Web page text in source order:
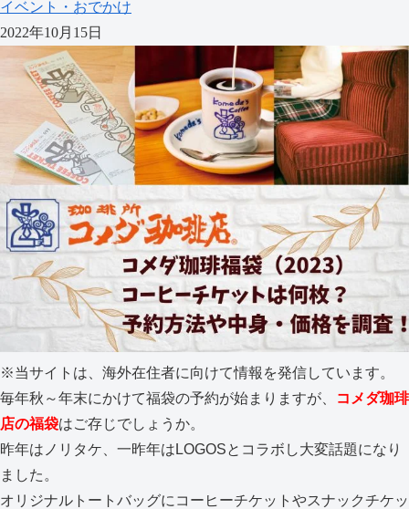
イベント・おでかけ
2022年10月15日
※当サイトは、海外在住者に向けて情報を発信しています。
毎年秋～年末にかけて福袋の予約が始まりますが、
コメダ珈琲
店の福袋はご存じでしょうか。
昨年はノリタケ、一昨年はLOGOSとコラボし大変話題になり
ました。
オリジナルトートバッグにコーヒーチケットやスナックチケッ